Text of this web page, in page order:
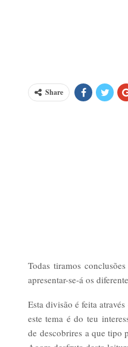
Share
Todas tiramos
apresentar-se-á os
Esta divisão é feita
este tema é do teu
de descobrires a que tipo